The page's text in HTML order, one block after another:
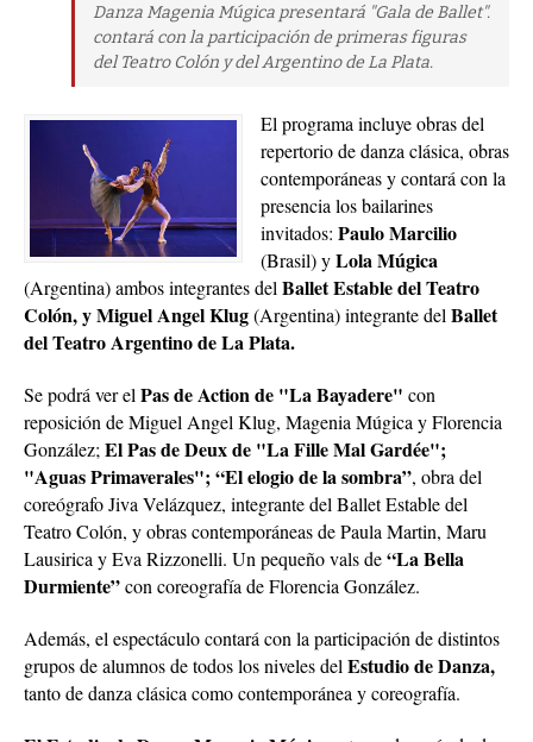
Danza Magenia Múgica presentará "Gala de Ballet".
contará con la participación de primeras figuras
del Teatro Colón y del Argentino de La Plata.
El programa incluye obras del
repertorio de danza clásica, obras
contemporáneas y contará con la
presencia los bailarines
invitados: Paulo Marcilio
(Brasil) yLola Múgica
(Argentina) ambos integrantes del Ballet Estable del Teatro
Colón, y Miguel Angel Klug(Argentina) integrante del Ballet
del Teatro Argentino de La Plata.
Se podrá ver el Pas de Action de "La Bayadere" con
reposición de Miguel Angel Klug, Magenia Múgica y Florencia
González; El Pas de Deux de "La Fille Mal Gardée";
"Aguas Primaverales"; “El elogio de la sombra”, obra del
coreógrafo Jiva Velázquez, integrante del Ballet Estable del
Teatro Colón, y obras contemporáneas de Paula Martin, Maru
Lausirica y Eva Rizzonelli. Un pequeño vals de“La Bella
Durmiente”con coreografía de Florencia González.
Además, el espectáculo contará con la participación de distintos
grupos de alumnos de todos los niveles del Estudio de Danza,
tanto de danza clásica como contemporánea y coreografía.